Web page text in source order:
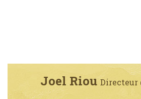
Joel Riou Directeur